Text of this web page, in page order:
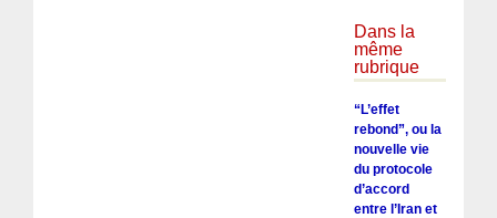
Dans la
même
rubrique
“L’effet
rebond”, ou la
nouvelle vie
du protocole
d’accord
entre l’Iran et